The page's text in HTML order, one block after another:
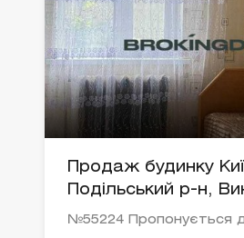
Продаж будинку
Подільський р-н,
№55224 Пропонується